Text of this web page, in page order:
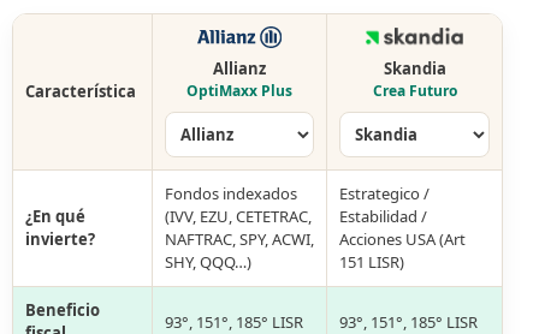
Característica
Allianz
OptiMaxx Plus
Skandia
Crea Futuro
¿En qué
invierte?
Fondos indexados
(IVV, EZU, CETETRAC,
NAFTRAC, SPY, ACWI,
SHY, QQQ…)
Estrategico /
Estabilidad /
Acciones USA (Art
151 LISR)
Beneficio
93°, 151°, 185° LISR 93°, 151°, 185° LISR